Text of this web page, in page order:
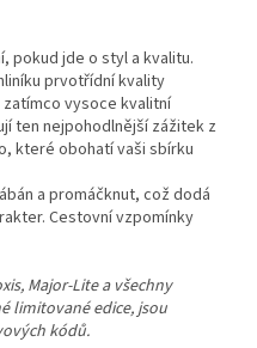
pokud jde o styl a kvalitu.
prvotřídní kvality
vysoce kvalitní
ten nejpohodlnější zážitek z
které obohatí vaši sbírku
a promáčknut, což dodá
Cestovní vzpomínky
Major-Lite a všechny
limitované edice, jsou
kódů.